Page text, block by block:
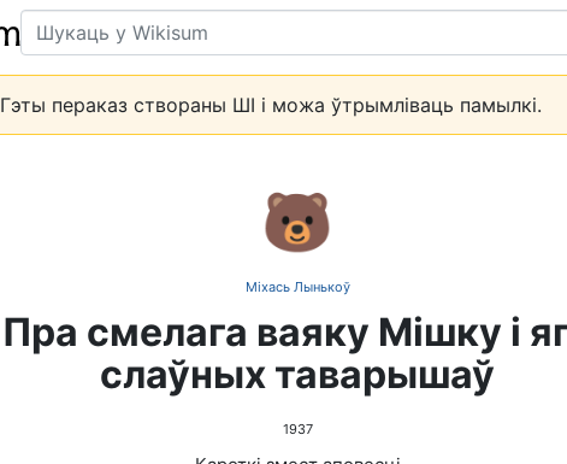
Пошук
Гэты пераказ створаны ШІ і можа ўтрымліваць памылкі.
🐻
Міхась Лынькоў
Пра смелага ваяку Мішку і
слаўных таварышаў
1937